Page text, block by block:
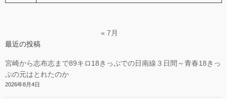
« 7月
最近の投稿
宮崎から志布志まで89キロ18きっぷでの日南線３日間～青春18きっ
ぷの元はとれたのか
2026年8月4日